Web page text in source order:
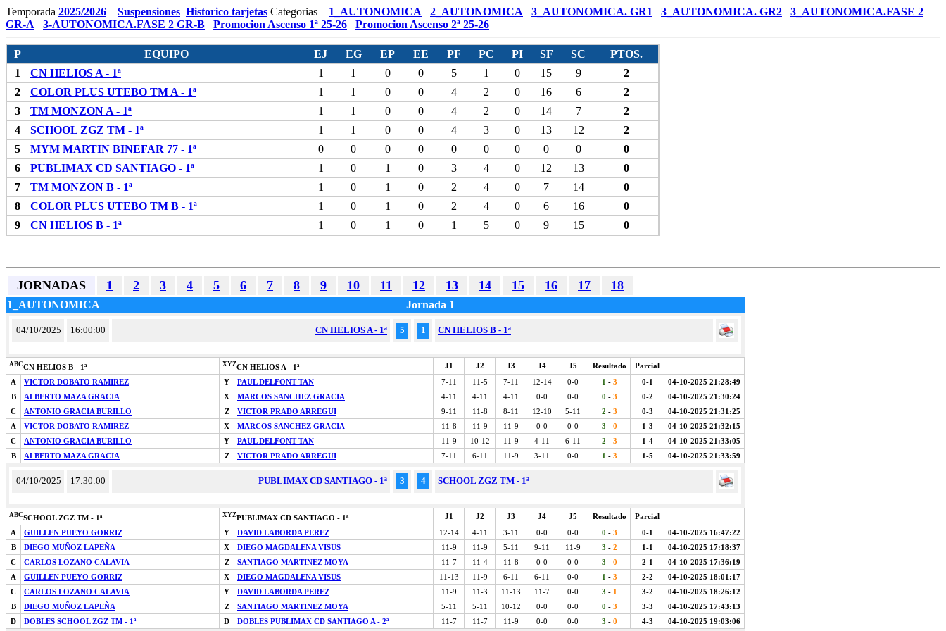
Temporada 2025/2026 Suspensiones Historico tarjetas Categorias 1_AUTONOMICA 2_AUTONOMICA 3_AUTONOMICA. GR1 3_AUTONOMICA. GR2
3_AUTONOMICA.FASE 2
GR-A
3-AUTONOMICA.FASE 2 GR-B Promocion Ascenso 1ª 25-26 Promocion Ascenso 2ª 25-26
P EQUIPO EJ EG EP EE PF PC PI SF SC
PTOS.
1
CN HELIOS A - 1ª 1 1 0 0 5 1 0 15 9
2
2
COLOR PLUS UTEBO TM A - 1ª 1 1 0 0 4 2 0 16 6
2
3
TM MONZON A - 1ª 1 1 0 0 4 2 0 14 7
2
4
SCHOOL ZGZ TM - 1ª 1 1 0 0 4 3 0 13 12
2
5
MYM MARTIN BINEFAR 77 - 1ª 0 0 0 0 0 0 0 0 0
0
6
PUBLIMAX CD SANTIAGO - 1ª 1 0 1 0 3 4 0 12 13
0
7
TM MONZON B - 1ª 1 0 1 0 2 4 0 7 14
0
8
COLOR PLUS UTEBO TM B - 1ª 1 0 1 0 2 4 0 6 16
0
9
CN HELIOS B - 1ª 1 0 1 0 1 5 0 9 15 0
JORNADAS 1 2 3 4 5 6 7 8 9 10 11 12 13 14 15 16 17 18
1_AUTONOMICA Jornada 1
04/10/2025 16:00:00 CN HELIOS A - 1ª 5 1 CN HELIOS B - 1ª
ABCCN HELIOS B - 1ª XYZCN HELIOS A - 1ª J1 J2 J3 J4 J5 Resultado
Parcial
A
VICTOR DOBATO RAMIREZ Y PAUL DELFONT TAN 7-11 11-5 7-11 12-14 0-0 1 - 3 0-1
04-10-2025 21:28:49
B
ALBERTO MAZA GRACIA X MARCOS SANCHEZ GRACIA 4-11 4-11 4-11 0-0 0-0 0 - 3 0-2
04-10-2025 21:30:24
C
ANTONIO GRACIA BURILLO Z VICTOR PRADO ARREGUI 9-11 11-8 8-11 12-10 5-11 2 - 3 0-3
04-10-2025 21:31:25
A
VICTOR DOBATO RAMIREZ X MARCOS SANCHEZ GRACIA 11-8 11-9 11-9 0-0 0-0 3 - 0 1-3
04-10-2025 21:32:15
C
ANTONIO GRACIA BURILLO Y PAUL DELFONT TAN 11-9 10-12 11-9 4-11 6-11 2 - 3 1-4
04-10-2025 21:33:05
B
ALBERTO MAZA GRACIA Z VICTOR PRADO ARREGUI 7-11 6-11 11-9 3-11 0-0 1 - 3 1-5 04-10-2025 21:33:59
04/10/2025 17:30:00 PUBLIMAX CD SANTIAGO - 1ª 3 4 SCHOOL ZGZ TM - 1ª
ABCSCHOOL ZGZ TM - 1ª XYZPUBLIMAX CD SANTIAGO - 1ª J1 J2 J3 J4 J5 Resultado
Parcial
A
GUILLEN PUEYO GORRIZ Y DAVID LABORDA PEREZ 12-14 4-11 3-11 0-0 0-0 0 - 3 0-1
04-10-2025 16:47:22
B
DIEGO MUÑOZ LAPEÑA X DIEGO MAGDALENA VISUS 11-9 11-9 5-11 9-11 11-9 3 - 2 1-1
04-10-2025 17:18:37
C
CARLOS LOZANO CALAVIA Z SANTIAGO MARTINEZ MOYA 11-7 11-4 11-8 0-0 0-0 3 - 0 2-1
04-10-2025 17:36:19
A
GUILLEN PUEYO GORRIZ X DIEGO MAGDALENA VISUS 11-13 11-9 6-11 6-11 0-0 1 - 3 2-2
04-10-2025 18:01:17
C
CARLOS LOZANO CALAVIA Y DAVID LABORDA PEREZ 11-9 11-3 11-13 11-7 0-0 3 - 1 3-2
04-10-2025 18:26:12
B
DIEGO MUÑOZ LAPEÑA Z SANTIAGO MARTINEZ MOYA 5-11 5-11 10-12 0-0 0-0 0 - 3 3-3
04-10-2025 17:43:13
D
DOBLES SCHOOL ZGZ TM - 1ª D DOBLES PUBLIMAX CD SANTIAGO A - 2ª 11-7 11-7 11-9 0-0 0-0 3 - 0 4-3 04-10-2025 19:03:06